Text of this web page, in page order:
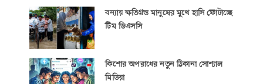
বন্যায় ক্ষতিগ্রস্ত মানুষের মুখে হাসি ফোটাচ্ছে
টিম ডিএসসি
কিশোর অপরাধের নতুন ঠিকানা সোশ্যাল
মিডিয়া